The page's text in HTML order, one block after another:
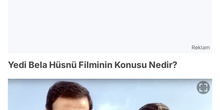
Reklam
Yedi Bela Hüsnü Filminin Konusu Nedir?